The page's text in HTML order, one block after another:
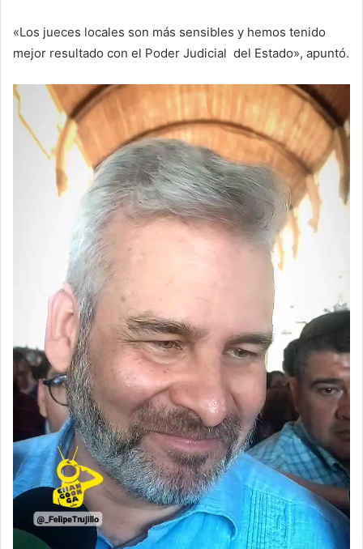
«Los jueces locales son más sensibles y hemos tenido
mejor resultado con el Poder Judicial del Estado», apuntó.